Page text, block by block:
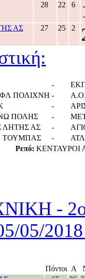
28 22 6
ΑΣ 27 25 2
-
ΠΟΛΙΧΝΗ -
-
ΠΟΛΗΣ -
ΛΗΤΗΣ ΑΣ -
ΤΟΥΜΠΑΣ -
Ρεπό: ΚΕΝΤΑΥΡΟΙ
-
05/
Πόντοι Α